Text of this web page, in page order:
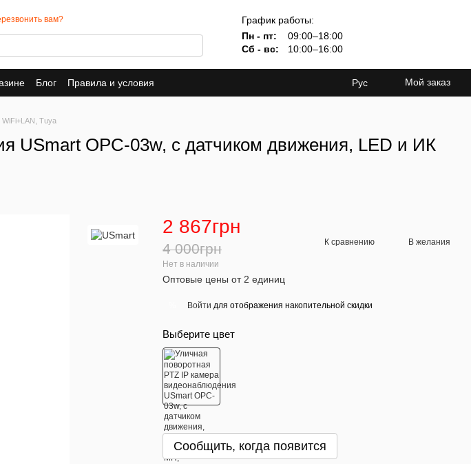
вам?
График работы:
Пн - пт:
09:00–18:00
Сб - вс:
10:00–16:00
Блог Правила и условия Рус Мой заказ
Tuya
USmart OPC-03w, с датчиком движения, LED и ИК
2 867грн
4 000грн
Нет в наличии
К сравнению В желания
Оптовые цены от 2 единиц
Войти для отображения накопительной скидки
Выберите цвет
Сообщить, когда появится